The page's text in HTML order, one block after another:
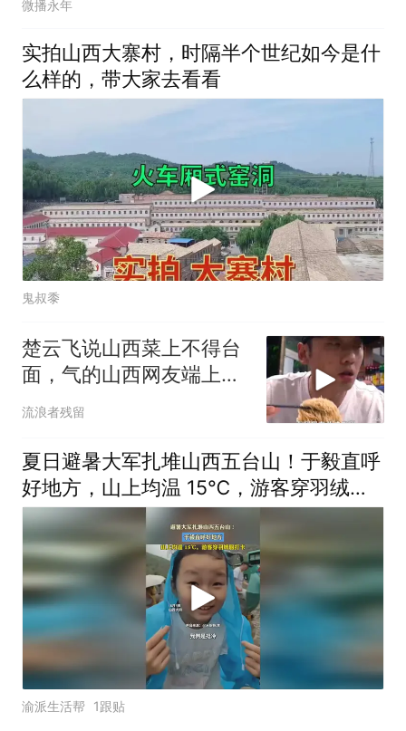
微播永年
实拍山西大寨村，时隔半个世纪如今是什
么样的，带大家去看看
鬼叔黍
楚云飞说山西菜上不得台
面，气的山西网友端上了
一排面
流浪者残留
夏日避暑大军扎堆山西五台山！于毅直呼
好地方，山上均温 15℃，游客穿羽绒服
打卡
渝派生活帮 1跟贴